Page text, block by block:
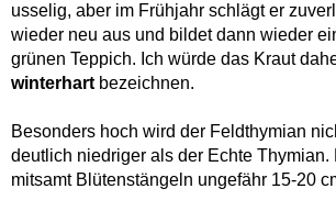
usselig, aber im Frühjahr schlägt er
wieder neu aus und bildet dann wieder
grünen Teppich. Ich würde das Kraut
winterhart bezeichnen.
Besonders hoch wird der Feldthymian
deutlich niedriger als der Echte Thymian.
mitsamt Blütenstängeln ungefähr 15-20